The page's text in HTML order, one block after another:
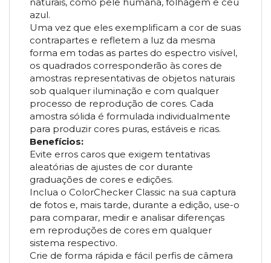
azul.
Uma vez que eles exemplificam a cor de suas
contrapartes e refletem a luz da mesma
forma em todas as partes do espectro visível,
os quadrados corresponderão às cores de
amostras representativas de objetos naturais
sob qualquer iluminação e com qualquer
processo de reprodução de cores. Cada
amostra sólida é formulada individualmente
para produzir cores puras, estáveis e ricas.
Benefícios:
Evite erros caros que exigem tentativas
aleatórias de ajustes de cor durante
graduações de cores e edições.
Inclua o ColorChecker Classic na sua captura
de fotos e, mais tarde, durante a edição, use-o
para comparar, medir e analisar diferenças
em reproduções de cores em qualquer
sistema respectivo.
Crie de forma rápida e fácil perfis de câmera